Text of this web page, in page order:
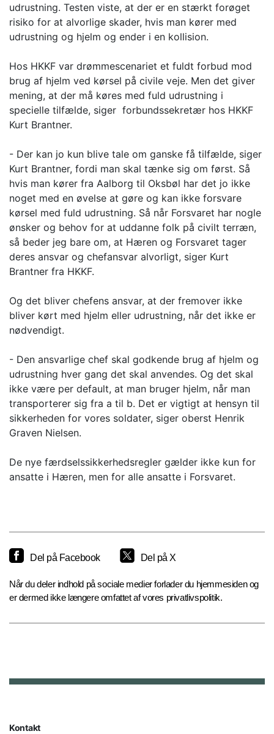
udrustning. Testen viste, at der er en stærkt forøget
risiko for at alvorlige skader, hvis man kører med
udrustning og hjelm og ender i en kollision.
Hos HKKF var drømmescenariet et fuldt forbud mod
brug af hjelm ved kørsel på civile veje. Men det giver
mening, at der må køres med fuld udrustning i
specielle tilfælde, siger forbundssekretær hos HKKF
Kurt Brantner.
- Der kan jo kun blive tale om ganske få tilfælde, siger
Kurt Brantner, fordi man skal tænke sig om først. Så
hvis man kører fra Aalborg til Oksbøl har det jo ikke
noget med en øvelse at gøre og kan ikke forsvare
kørsel med fuld udrustning. Så når Forsvaret har nogle
ønsker og behov for at uddanne folk på civilt terræn,
så beder jeg bare om, at Hæren og Forsvaret tager
deres ansvar og chefansvar alvorligt, siger Kurt
Brantner fra HKKF.
Og det bliver chefens ansvar, at der fremover ikke
bliver kørt med hjelm eller udrustning, når det ikke er
nødvendigt.
- Den ansvarlige chef skal godkende brug af hjelm og
udrustning hver gang det skal anvendes. Og det skal
ikke være per default, at man bruger hjelm, når man
transporterer sig fra a til b. Det er vigtigt at hensyn til
sikkerheden for vores soldater, siger oberst Henrik
Graven Nielsen.
De nye færdselssikkerhedsregler gælder ikke kun for
ansatte i Hæren, men for alle ansatte i Forsvaret.
Del på Facebook Del på X
Når du deler indhold på sociale medier forlader du hjemmesiden og
er dermed ikke længere omfattet af vores privatlivspolitik.
Kontakt